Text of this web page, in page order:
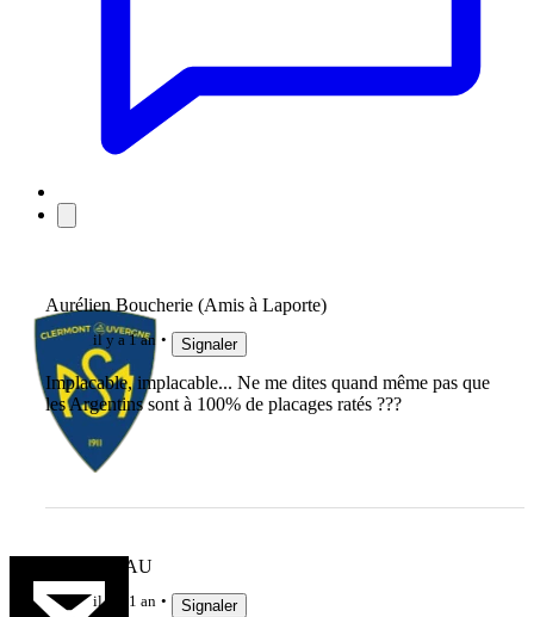
Aurélien Boucherie (Amis à Laporte)
il y a 1 an Signaler
Implacable, implacable... Ne me dites quand même pas que
les Argentins sont à 100% de placages ratés ???
MAKABIAU
il y a 1 an Signaler